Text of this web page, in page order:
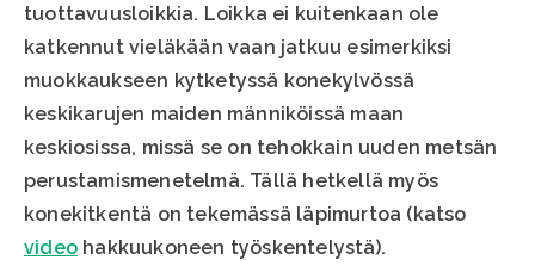
tuottavuusloikkia. Loikka ei kuitenkaan ole
katkennut vieläkään vaan jatkuu esimerkiksi
muokkaukseen kytketyssä konekylvössä
keskikarujen maiden männiköissä maan
keskiosissa, missä se on tehokkain uuden metsän
perustamismenetelmä. Tällä hetkellä myös
konekitkentä on tekemässä läpimurtoa (katso
video hakkuukoneen työskentelystä).